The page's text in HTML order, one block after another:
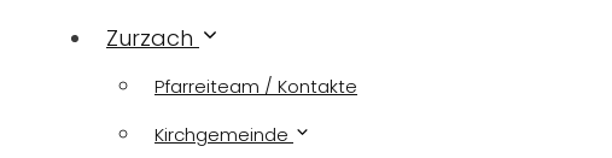
Zurzach
Pfarreiteam / Kontakte
Kirchgemeinde